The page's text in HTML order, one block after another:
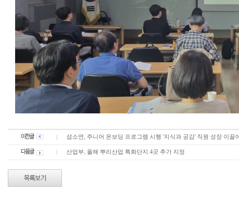
섬소연, 주니어 온보딩 프로그램 시행 '지식과 공감' 직원 성장 이끌
산업부, 올해 뿌리산업 특화단지 4곳 추가 지정